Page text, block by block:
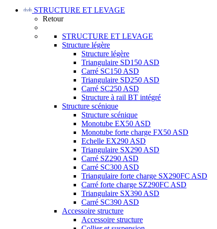
STRUCTURE ET LEVAGE
Retour
STRUCTURE ET LEVAGE
Structure légère
Structure légère
Triangulaire SD150 ASD
Carré SC150 ASD
Triangulaire SD250 ASD
Carré SC250 ASD
Structure à rail BT intégré
Structure scénique
Structure scénique
Monotube EX50 ASD
Monotube forte charge FX50 ASD
Echelle EX290 ASD
Triangulaire SX290 ASD
Carré SZ290 ASD
Carré SC300 ASD
Triangulaire forte charge SX290FC ASD
Carré forte charge SZ290FC ASD
Triangulaire SX390 ASD
Carré SC390 ASD
Accessoire structure
Accessoire structure